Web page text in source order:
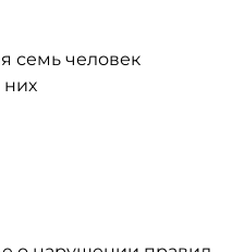
семь человек
них